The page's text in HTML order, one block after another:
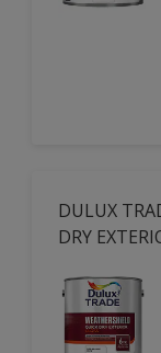
DULUX
DRY